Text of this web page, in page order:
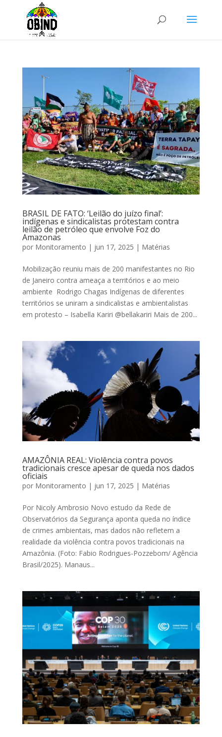
BRASIL DE FATO: ‘Leilão do juízo final’:
indígenas e sindicalistas protestam contra
leilão de petróleo que envolve Foz do
Amazonas
por Monitoramento | jun 17, 2025 | Matérias
Mobilização reuniu mais de 200 manifestantes no Rio
de Janeiro contra ameaça a territórios e ao meio
ambiente Rodrigo Chagas Indígenas de diferentes
territórios se uniram a sindicalistas e ambientalistas
em protesto – Isabella Kariri @bellakariri Mais de 200...
AMAZÔNIA REAL: Violência contra povos
tradicionais cresce apesar de queda nos dados
oficiais
por Monitoramento | jun 17, 2025 | Matérias
Por Nicoly Ambrosio Novo estudo da Rede de
Observatórios da Segurança aponta queda no índice
de crimes ambientais, mas dados não refletem a
realidade da violência contra povos tradicionais na
Amazônia. (Foto: Fabio Rodrigues-Pozzebom/ Agência
Brasil/2025). Manaus...